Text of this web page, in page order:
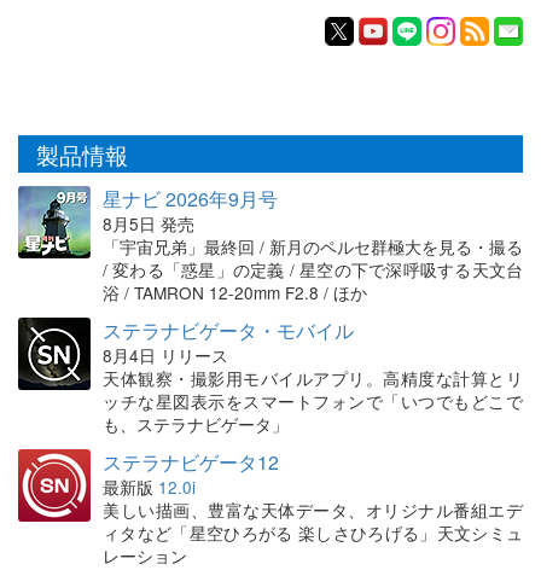
製品情報
星ナビ 2026年9月号
8月5日 発売
「宇宙兄弟」最終回 / 新月のペルセ群極大を見る・撮る
/ 変わる「惑星」の定義 / 星空の下で深呼吸する天文台
浴 / TAMRON 12-20mm F2.8 / ほか
ステラナビゲータ・モバイル
8月4日 リリース
天体観察・撮影用モバイルアプリ。高精度な計算とリ
ッチな星図表示をスマートフォンで「いつでもどこで
も、ステラナビゲータ」
ステラナビゲータ12
最新版 12.0i
美しい描画、豊富な天体データ、オリジナル番組エデ
ィタなど「星空ひろがる 楽しさひろげる」天文シミュ
レーション